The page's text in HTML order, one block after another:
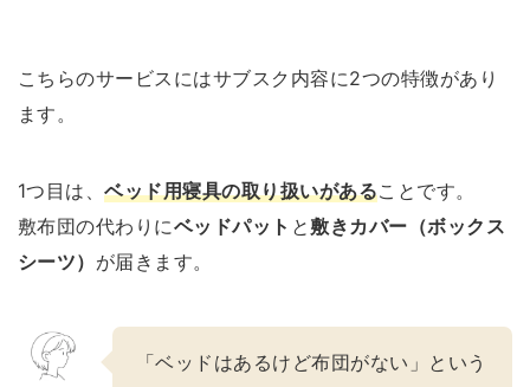
こちらのサービスにはサブスク内容に2つの特徴があり
ます。
1つ目は、ベッド用寝具の取り扱いがあることです。
敷布団の代わりにベッドパット と 敷きカバー（ボックス
シーツ） が届きます。
「ベッドはあるけど布団がない」という